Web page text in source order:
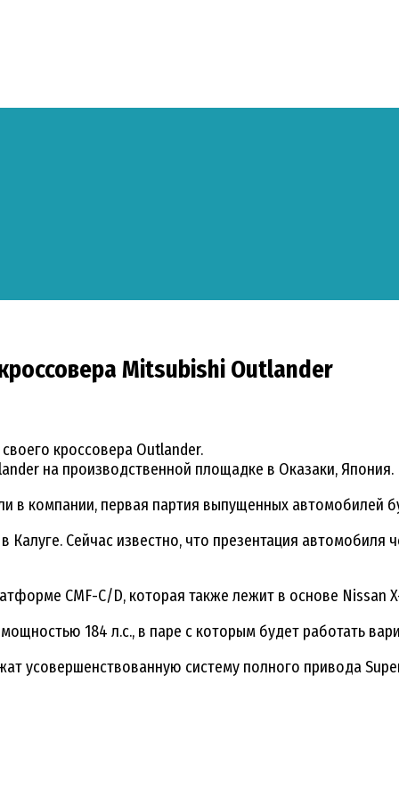
Mitsubishi Outlander
кроссовера Outlander.
на производственной площадке в Оказаки, Япония.
компании, первая партия выпущенных автомобилей
Сейчас известно, что презентация автомобиля
CMF-С/D, которая также лежит в основе Nissan
184 л.с., в паре с которым будет работать
усовершенствованную систему полного привода